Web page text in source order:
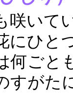
咲いて
にひと
何ごと
すがた